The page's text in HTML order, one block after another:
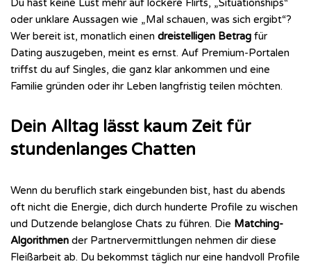
Du hast keine Lust mehr auf lockere Flirts, „Situationships“
oder unklare Aussagen wie „Mal schauen, was sich ergibt“?
Wer bereit ist, monatlich einen dreistelligen Betrag für
Dating auszugeben, meint es ernst. Auf Premium-Portalen
triffst du auf Singles, die ganz klar ankommen und eine
Familie gründen oder ihr Leben langfristig teilen möchten.
Dein Alltag lässt kaum Zeit für
stundenlanges Chatten
Wenn du beruflich stark eingebunden bist, hast du abends
oft nicht die Energie, dich durch hunderte Profile zu wischen
und Dutzende belanglose Chats zu führen. Die Matching-
Algorithmen der Partnervermittlungen nehmen dir diese
Fleißarbeit ab. Du bekommst täglich nur eine handvoll Profile